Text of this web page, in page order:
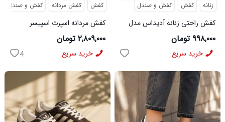
کفش کفش مردانه کفش و صندل
کفش مردانه اسپرت اسپیسر
50728
۲,۸۰۹,۰۰۰ تومان
خرید سریع 4
زنانه کفش کفش و صندل
کفش راحتی زنانه آدیداس مدل
سامبا سفید
۹۹۸,۰۰۰ تومان
خرید سریع